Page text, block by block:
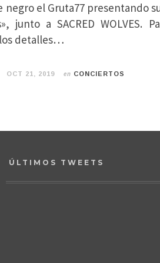
negro el Gruta77 presentando
junto a SACRED WOLVES.
detalles…
OCT 21, 2019 en CONCIERTOS
ÚLTIMOS TWEETS